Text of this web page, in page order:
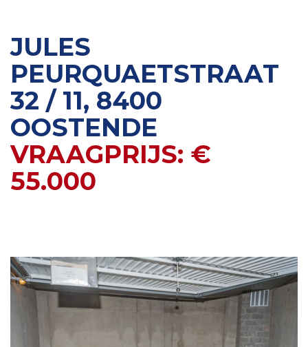
JULES
PEURQUAETSTRAAT
32 / 11, 8400
OOSTENDE
VRAAGPRIJS: €
55.000